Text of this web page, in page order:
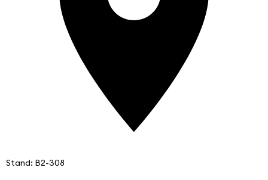
Stand: B2-308